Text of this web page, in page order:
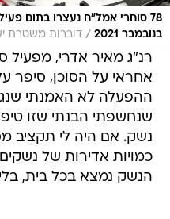
בנובמבר 2021
/ דוברות משטרת
רנ"ג מאיר אדרי, מפעיל
אחראי על הסוכן,
ההפעלה לא האמנתי
שנחשפתי הבנתי שזו
נשק. אם היה לי תקציב
כמויות אדירות של
הנשק נמצא בכל בית,